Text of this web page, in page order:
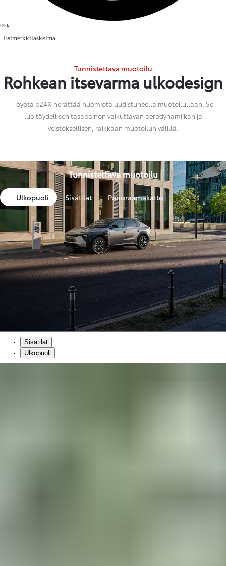
€/kk
Esimerkkilaskelma
Tunnistettava muotoilu
Rohkean itsevarma ulkodesign
Toyota bZ4X herättää huomiota uudistuneella muotoilullaan. Se
luo täydellisen tasapainon vaikuttavan aerodynamiikan ja
veistoksellisen, raikkaan muotoilun välillä.
Tunnistettava muotoilu
Ulkopuoli Sisätilat Panoraamakatto
Sisätilat
Ulkopuoli